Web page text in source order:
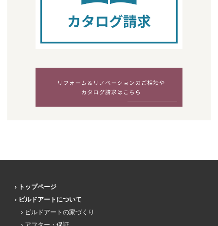
トップページ
ビルドアートについて
ビルドアートの家づくり